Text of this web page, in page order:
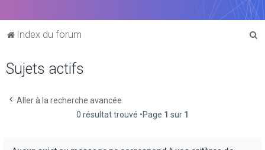
Index du forum
Sujets actifs
Aller à la recherche avancée
0 résultat trouvé •Page 1 sur 1